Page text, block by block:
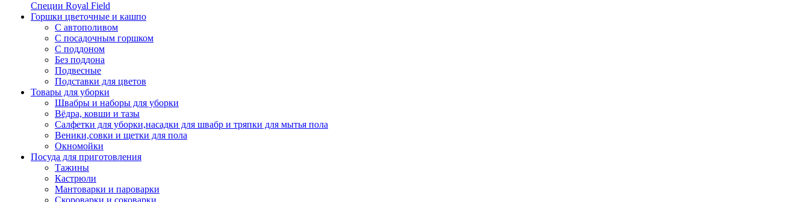
Специи Royal Field
Горшки цветочные и кашпо
С автополивом
С посадочным горшком
С поддоном
Без поддона
Подвесные
Подставки для цветов
Товары для уборки
Швабры и наборы для уборки
Вёдра, ковши и тазы
Салфетки для уборки,насадки для швабр и тряпки для мытья пола
Веники,совки и щетки для пола
Окномойки
Посуда для приготовления
Тажины
Кастрюли
Мантоварки и пароварки
Скороварки и соковарки